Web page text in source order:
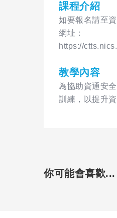
課程介紹
如要報名請至
網址：
https://
教學內容
為協助資通安
訓練，以提升
你可能會喜歡...